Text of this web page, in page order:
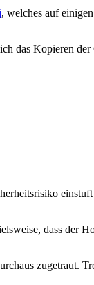
, welches auf
das Kopieren
dass der
zugetraut.